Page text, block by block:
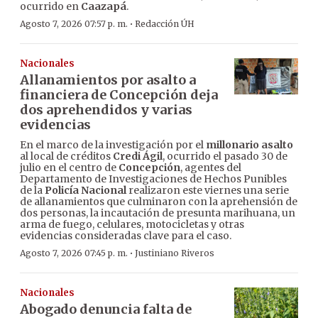
ocurrido en Caazapá.
Agosto 7, 2026 07:57 p. m. · Redacción ÚH
Nacionales
Allanamientos por asalto a
financiera de Concepción deja
dos aprehendidos y varias
evidencias
En el marco de la investigación por el millonario asalto
al local de créditos Credi Ágil, ocurrido el pasado 30 de
julio en el centro de Concepción, agentes del
Departamento de Investigaciones de Hechos Punibles
de la Policía Nacionalrealizaron este viernes una serie
de allanamientos que culminaron con la aprehensión de
dos personas, la incautación de presunta marihuana, un
arma de fuego, celulares, motocicletas y otras
evidencias consideradas clave para el caso.
Agosto 7, 2026 07:45 p. m. · Justiniano Riveros
Nacionales
Abogado denuncia falta de